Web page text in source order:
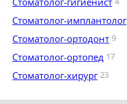
Стоматолог-имплантолог
Стоматолог-ортодонт 9
Стоматолог-ортопед 17
Стоматолог-хирург 23